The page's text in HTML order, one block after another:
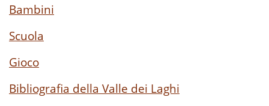
Bambini
Scuola
Gioco
Bibliografia della Valle dei Laghi